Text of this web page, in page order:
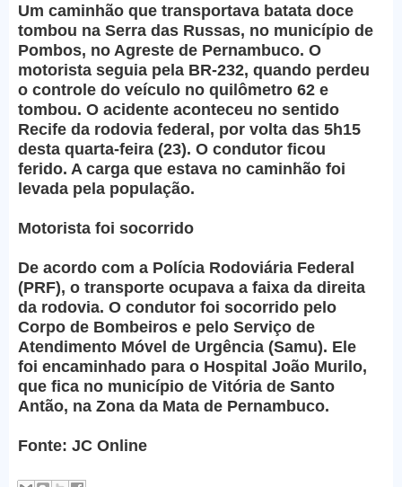
Um caminhão que transportava batata doce
tombou na Serra das Russas, no município de
Pombos, no Agreste de Pernambuco. O
motorista seguia pela BR-232, quando perdeu
o controle do veículo no quilômetro 62 e
tombou. O acidente aconteceu no sentido
Recife da rodovia federal, por volta das 5h15
desta quarta-feira (23). O condutor ficou
ferido. A carga que estava no caminhão foi
levada pela população.
Motorista foi socorrido
De acordo com a Polícia Rodoviária Federal
(PRF), o transporte ocupava a faixa da direita
da rodovia. O condutor foi socorrido pelo
Corpo de Bombeiros e pelo Serviço de
Atendimento Móvel de Urgência (Samu). Ele
foi encaminhado para o Hospital João Murilo,
que fica no município de Vitória de Santo
Antão, na Zona da Mata de Pernambuco.
Fonte: JC Online